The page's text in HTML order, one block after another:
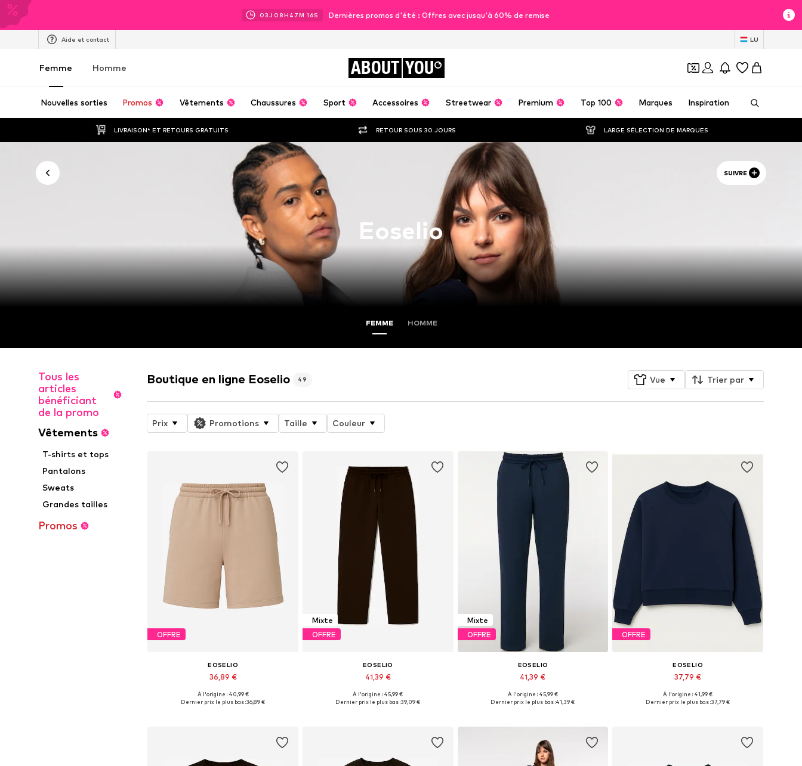
03J 08H 47M 15S Dernières promos d'été : Offres avec jusqu'à 60% de remise
Aide et contact LU
Femme Homme ABOUT YOU
Nouvelles sorties Promos Vêtements Chaussures Sport Accessoires Streetwear Premium Top 100 Marques Inspiration
LIVRAISON* ET RETOURS GRATUITS RETOUR SOUS 30 JOURS LARGE SÉLECTION DE MARQUES
SUIVRE
Eoselio
FEMME HOMME
Tous les
articles
bénéficiant
de la promo
Vêtements
T-shirts et tops
Pantalons
Sweats
Grandes tailles
Promos
Boutique en ligne Eoselio 49 Vue Trier par
Prix Promotions Taille Couleur
OFFRE
EOSELIO
36,89 €
Tailles disponibles: 34, 36, 38, 40
À l'origine : 40,99 €
Dernier prix le plus bas :36,89 €
Mixte
OFFRE
EOSELIO
41,39 €
Tailles disponibles: 36, 38, 40, 42
À l'origine : 45,99 €
Dernier prix le plus bas :39,09 €
Mixte
OFFRE
EOSELIO
41,39 €
Tailles disponibles: 36, 38, 40, 42
À l'origine : 45,99 €
Dernier prix le plus bas :41,39 €
OFFRE
EOSELIO
37,79 €
Tailles disponibles: XS, S, M, L
À l'origine : 41,99 €
Dernier prix le plus bas :37,79 €